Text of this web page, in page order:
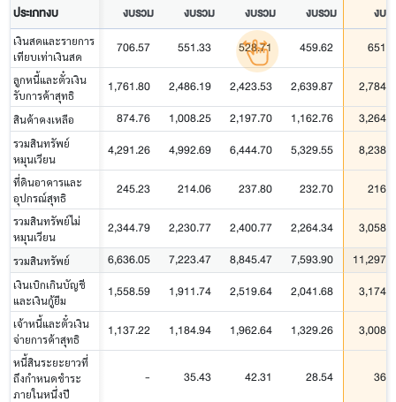
ประเภทงบ งบรวม งบรวม งบรวม งบรวม งบร
เงินสดและรายการ
เทียบเท่าเงินสด
706.57 551.33 528.71 459.62
ลูกหนี้และตั๋วเงิน
รับการค้าสุทธิ
1,761.80 2,486.19 2,423.53 2,639.87
สินค้าคงเหลือ 874.76 1,008.25 2,197.70 1,162.76
รวมสินทรัพย์
หมุนเวียน
4,291.26 4,992.69 6,444.70 5,329.55
ที่ดินอาคารและ
อุปกรณ์สุทธิ
245.23 214.06 237.80 232.70
รวมสินทรัพย์ไม่
หมุนเวียน
2,344.79 2,230.77 2,400.77 2,264.34
รวมสินทรัพย์ 6,636.05 7,223.47 8,845.47 7,593.90
เงินเบิกเกินบัญชี
และเงินกู้ยืม
1,558.59 1,911.74 2,519.64 2,041.68
เจ้าหนี้และตั๋วเงิน
จ่ายการค้าสุทธิ
1,137.22 1,184.94 1,962.64 1,329.26
หนี้สินระยะยาวที่
ถึงกำหนดชำระ
ภายในหนึ่งปี
- 35.43 42.31 28.54